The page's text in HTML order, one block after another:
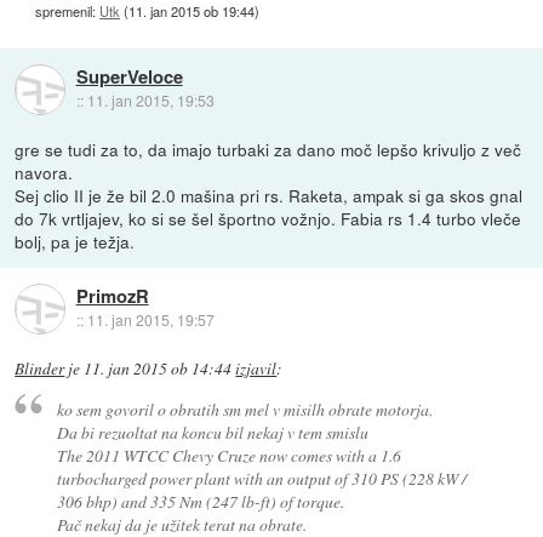
spremenil: Utk (11. jan 2015 ob 19:44)
SuperVeloce
:: 11. jan 2015, 19:53
gre se tudi za to, da imajo turbaki za dano moč lepšo krivuljo z več
navora.
Sej clio II je že bil 2.0 mašina pri rs. Raketa, ampak si ga skos gnal
do 7k vrtljajev, ko si se šel športno vožnjo. Fabia rs 1.4 turbo vleče
bolj, pa je težja.
PrimozR
:: 11. jan 2015, 19:57
Blinderje 11. jan 2015 ob 14:44izjavil:
ko sem govoril o obratih sm mel v misilh obrate motorja.
Da bi rezuoltat na koncu bil nekaj v tem smislu
The 2011 WTCC Chevy Cruze now comes with a 1.6
turbocharged power plant with an output of 310 PS (228 kW /
306 bhp) and 335 Nm (247 lb-ft) of torque.
Pač nekaj da je užitek terat na obrate.